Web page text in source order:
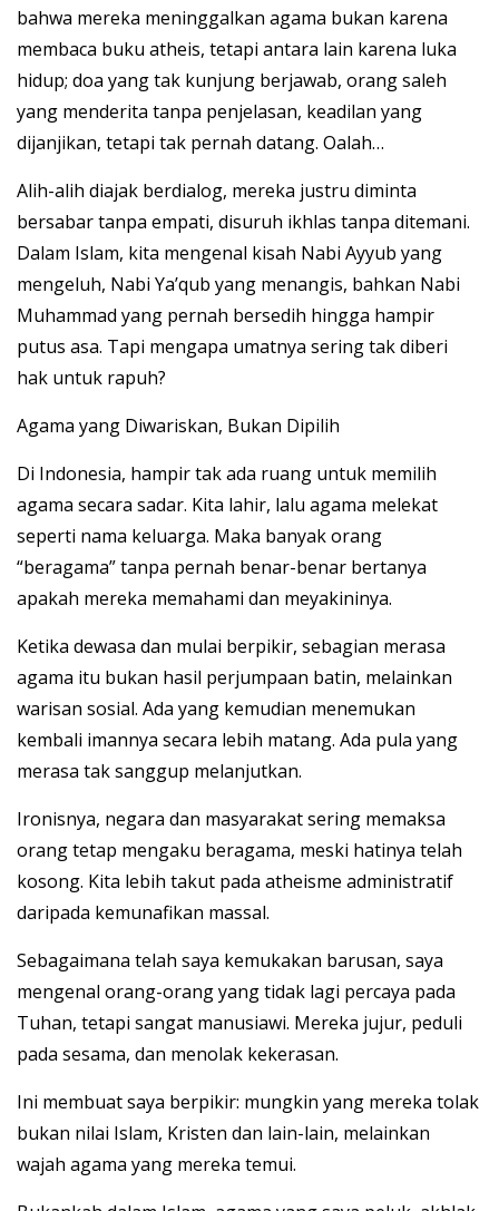
bahwa mereka meninggalkan agama bukan karena
membaca buku atheis, tetapi antara lain karena luka
hidup; doa yang tak kunjung berjawab, orang saleh
yang menderita tanpa penjelasan, keadilan yang
dijanjikan, tetapi tak pernah datang. Oalah…
Alih-alih diajak berdialog, mereka justru diminta
bersabar tanpa empati, disuruh ikhlas tanpa ditemani.
Dalam Islam, kita mengenal kisah Nabi Ayyub yang
mengeluh, Nabi Ya’qub yang menangis, bahkan Nabi
Muhammad yang pernah bersedih hingga hampir
putus asa. Tapi mengapa umatnya sering tak diberi
hak untuk rapuh?
Agama yang Diwariskan, Bukan Dipilih
Di Indonesia, hampir tak ada ruang untuk memilih
agama secara sadar. Kita lahir, lalu agama melekat
seperti nama keluarga. Maka banyak orang
“beragama” tanpa pernah benar-benar bertanya
apakah mereka memahami dan meyakininya.
Ketika dewasa dan mulai berpikir, sebagian merasa
agama itu bukan hasil perjumpaan batin, melainkan
warisan sosial. Ada yang kemudian menemukan
kembali imannya secara lebih matang. Ada pula yang
merasa tak sanggup melanjutkan.
Ironisnya, negara dan masyarakat sering memaksa
orang tetap mengaku beragama, meski hatinya telah
kosong. Kita lebih takut pada atheisme administratif
daripada kemunafikan massal.
Sebagaimana telah saya kemukakan barusan, saya
mengenal orang-orang yang tidak lagi percaya pada
Tuhan, tetapi sangat manusiawi. Mereka jujur, peduli
pada sesama, dan menolak kekerasan.
Ini membuat saya berpikir: mungkin yang mereka tolak
bukan nilai Islam, Kristen dan lain-lain, melainkan
wajah agama yang mereka temui.